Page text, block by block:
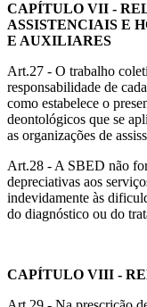
CAPÍTULO VII -
ASSISTENCIAIS E
E AUXILIARES
Art.27 - O trabalho
responsabilidade de
como estabelece o
deontológicos que se
as organizações de
Art.28 - A SBED não
depreciativas aos
indevidamente às
do diagnóstico ou do
CAPÍTULO VIII -